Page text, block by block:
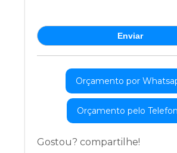
Orçamento por
Orçamento pelo
Gostou? compartilhe!